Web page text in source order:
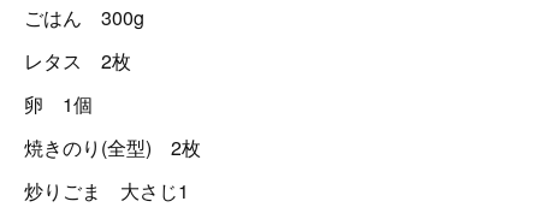
ごはん 300g
レタス 2枚
卵 1個
焼きのり(全型) 2枚
炒りごま 大さじ1